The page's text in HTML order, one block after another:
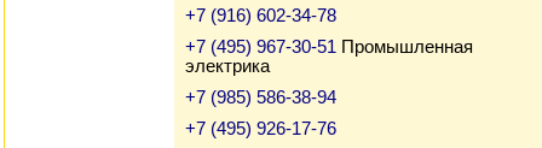
+7 (916) 602-34-78
+7 (495) 967-30-51 Промышленная
электрика
+7 (985) 586-38-94
+7 (495) 926-17-76